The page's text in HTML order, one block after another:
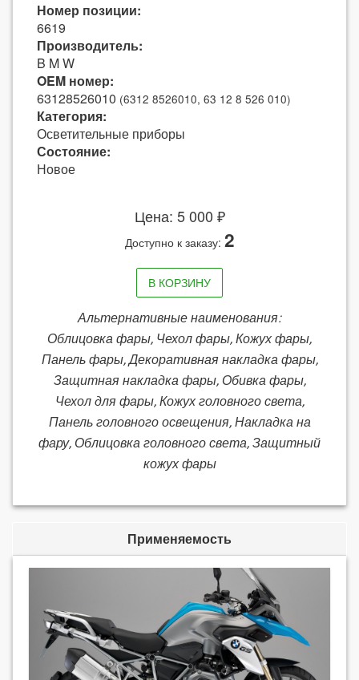
Номер позиции:
6619
Производитель:
B M W
OEM номер:
63128526010 (6312 8526010, 63 12 8 526 010)
Категория:
Осветительные приборы
Состояние:
Новое
Цена: 5 000 ₽
Доступно к заказу: 2
В КОРЗИНУ
Альтернативные наименования:
Облицовка фары, Чехол фары, Кожух фары,
Панель фары, Декоративная накладка фары,
Защитная накладка фары, Обивка фары,
Чехол для фары, Кожух головного света,
Панель головного освещения, Накладка на
фару, Облицовка головного света, Защитный
кожух фары
Применяемость